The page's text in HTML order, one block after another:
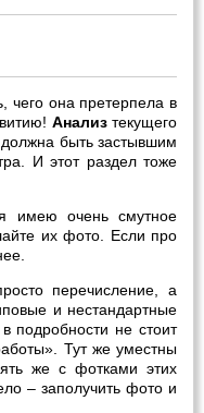
чего она претерпела в
Анализтекущего
быть застывшим
И этот раздел тоже
имею очень смутное
их фото. Если про
перечисление, а
и нестандартные
подробности не стоит
Тут же уместны
же с фотками этих
– заполучить фото и